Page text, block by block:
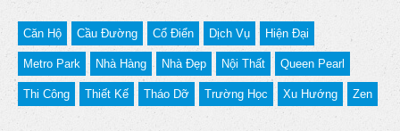
Căn Hộ Cầu Đường Cổ Điển Dịch Vụ Hiện Đại
Metro Park Nhà Hàng Nhà Đẹp Nội Thất Queen Pearl
Thi Công Thiết Kế Tháo Dỡ Trường Học Xu Hướng Zen